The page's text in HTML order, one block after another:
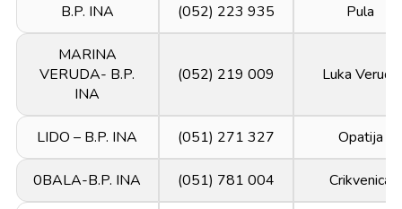
B.P. INA (052) 223 935 Pula
MARINA
VERUDA- B.P.
INA
(052) 219 009 Luka Veruda
LIDO – B.P. INA (051) 271 327 Opatija
0BALA-B.P. INA (051) 781 004 Crikvenica